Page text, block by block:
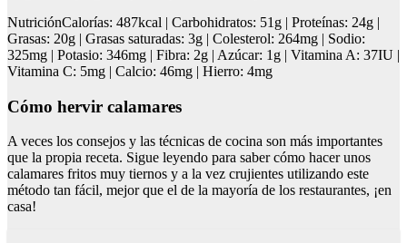
NutriciónCalorías: 487kcal | Carbohidratos: 51g | Proteínas: 24g |
Grasas: 20g | Grasas saturadas: 3g | Colesterol: 264mg | Sodio:
325mg | Potasio: 346mg | Fibra: 2g | Azúcar: 1g | Vitamina A: 37IU |
Vitamina C: 5mg | Calcio: 46mg | Hierro: 4mg
Cómo hervir calamares
A veces los consejos y las técnicas de cocina son más importantes
que la propia receta. Sigue leyendo para saber cómo hacer unos
calamares fritos muy tiernos y a la vez crujientes utilizando este
método tan fácil, mejor que el de la mayoría de los restaurantes, ¡en
casa!